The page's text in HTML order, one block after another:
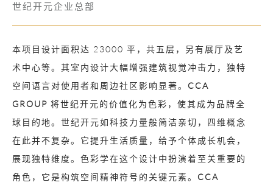
世纪开元企业总部
本项目设计面积达 23000 平，共五层，另有展厅及艺
术中心等。其室内设计大幅增强建筑视觉冲击力，独特
空间语言对使用者和周边社区影响显著。 CCA
GROUP 将世纪开元的价值化为色彩，使其成为品牌全
球目的地。世纪开元如科技力量般简洁亲切，四维概念
在此并不复杂。它提升生活质量，给予个体成长机会，
展现独特维度。色彩学在这个设计中扮演着至关重要的
角色，它是构筑空间精神符号的关键元素。 CCA